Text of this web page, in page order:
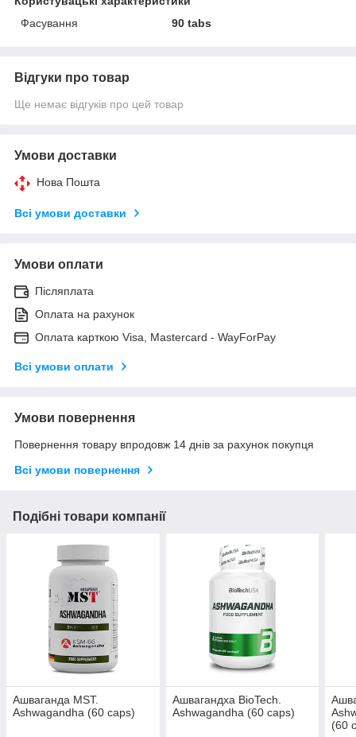
Фасування
90 tabs
Відгуки про товар
Ще немає відгуків про цей товар
Умови доставки
Нова Пошта
Всі умови доставки
Умови оплати
Післяплата
Оплата на рахунок
Оплата карткою Visa, Mastercard - WayForPay
Всі умови оплати
Умови повернення
Повернення товару впродовж 14 днів за рахунок покупця
Всі умови повернення
Подібні товари компанії
Ашваганда MST.
Ashwagandha (60 caps)
Ашвагандха BioTech.
Ashwagandha (60 caps)
(60